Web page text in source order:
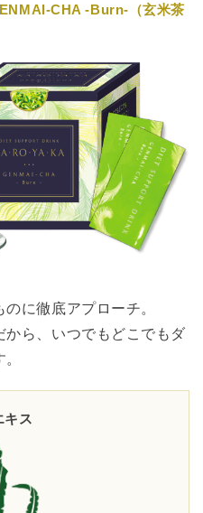
CHA -Burn-（玄米茶
に徹底アプローチ。
から、いつでもどこでもダ
キス